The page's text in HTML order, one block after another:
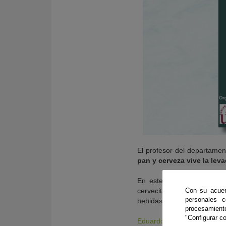
El profesor del
pan y cerveza vive la
En este encuentro el
cervecitas que tanto
bebidas? ¡Y no me refiero
Eduardo Villalobointenta
Con su
personales
"Configurar